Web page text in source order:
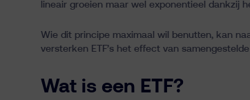
lineair groeien maar wel exponentieel dankzij
Wie dit principe maximaal wil benutten, kan
versterken ETF’s het effect van
Wat is een ETF?